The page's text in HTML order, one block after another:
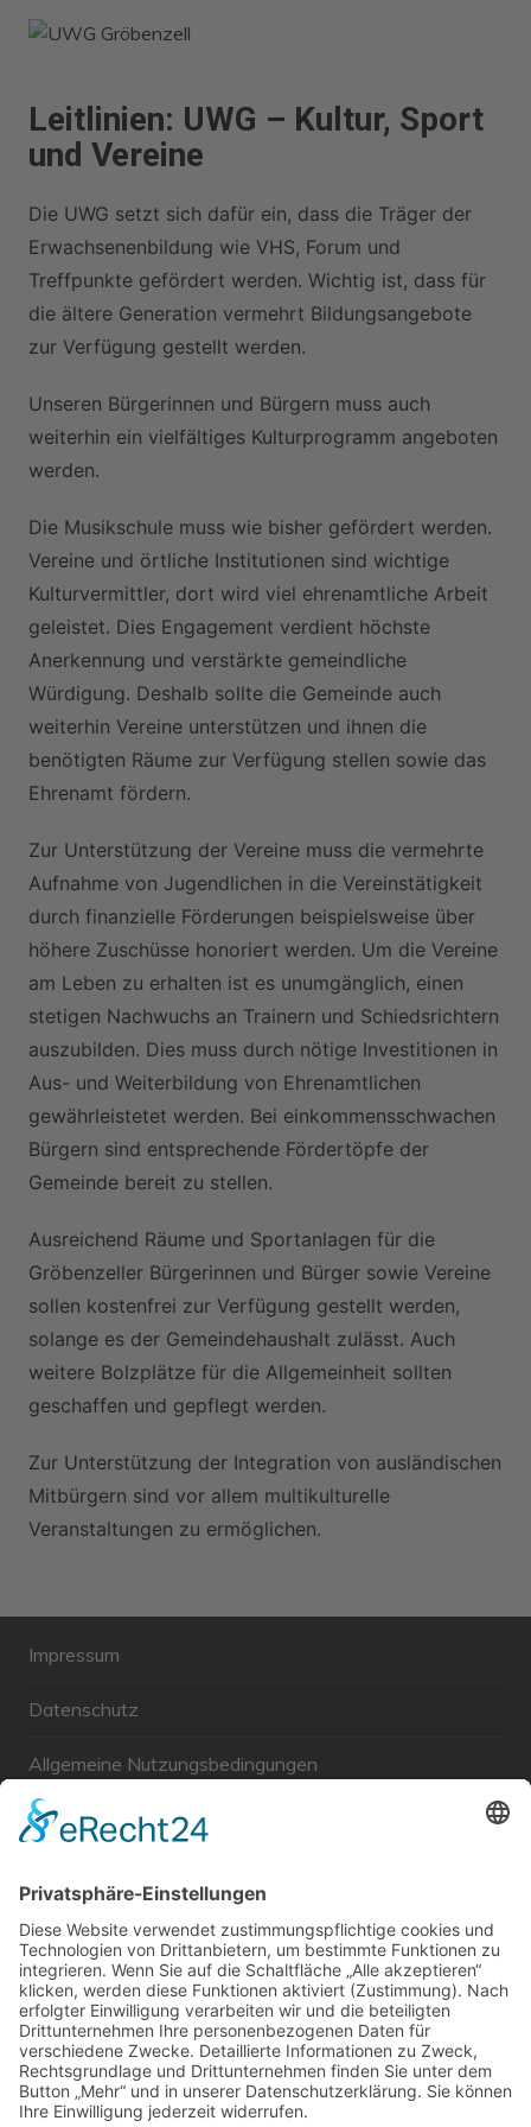
Zum
Inhalt
Leitlinien: UWG – Kultur, Sport
und Vereine
Die UWG setzt sich dafür ein, dass die Träger der
Erwachsenenbildung wie VHS, Forum und
Treffpunkte gefördert werden. Wichtig ist, dass für
die ältere Generation vermehrt Bildungsangebote
zur Verfügung gestellt werden.
Unseren Bürgerinnen und Bürgern muss auch
weiterhin ein vielfältiges Kulturprogramm angeboten
werden.
Die Musikschule muss wie bisher gefördert werden.
Vereine und örtliche Institutionen sind wichtige
Kulturvermittler, dort wird viel ehrenamtliche Arbeit
geleistet. Dies Engagement verdient höchste
Anerkennung und verstärkte gemeindliche
Würdigung. Deshalb sollte die Gemeinde auch
weiterhin Vereine unterstützen und ihnen die
benötigten Räume zur Verfügung stellen sowie das
Ehrenamt fördern.
Zur Unterstützung der Vereine muss die vermehrte
Aufnahme von Jugendlichen in die Vereinstätigkeit
durch finanzielle Förderungen beispielsweise über
höhere Zuschüsse honoriert werden. Um die Vereine
am Leben zu erhalten ist es unumgänglich, einen
stetigen Nachwuchs an Trainern und Schiedsrichtern
auszubilden. Dies muss durch nötige Investitionen in
Aus- und Weiterbildung von Ehrenamtlichen
gewährleistetet werden. Bei einkommensschwachen
Bürgern sind entsprechende Fördertöpfe der
Gemeinde bereit zu stellen.
Ausreichend Räume und Sportanlagen für die
Gröbenzeller Bürgerinnen und Bürger sowie Vereine
sollen kostenfrei zur Verfügung gestellt werden,
solange es der Gemeindehaushalt zulässt. Auch
weitere Bolzplätze für die Allgemeinheit sollten
geschaffen und gepflegt werden.
Zur Unterstützung der Integration von ausländischen
Mitbürgern sind vor allem multikulturelle
Veranstaltungen zu ermöglichen.
Impressum
Datenschutz
Allgemeine Nutzungsbedingungen
Links
Unabhängige WählerGemeinschaft Gröbenzell
Wir sind ein Querschnitt der Gesellschaft bezüglich des
Alters, der Berufe, Herkunft, Interessen und Ansichten.
Bei uns kann man nicht Mitglied werden und wir haben
keine starren Strukturen, aber dafür viel Energie und